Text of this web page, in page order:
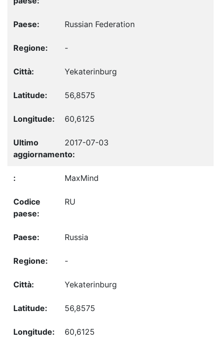
Russian Federation
-
Yekaterinburg
56,8575
60,6125
2017-07-03
MaxMind
RU
Russia
-
Yekaterinburg
56,8575
60,6125